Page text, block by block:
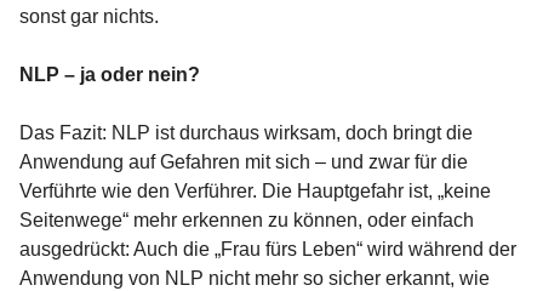
sonst gar nichts.
NLP – ja oder nein?
Das Fazit: NLP ist durchaus wirksam, doch bringt die
Anwendung auf Gefahren mit sich – und zwar für die
Verführte wie den Verführer. Die Hauptgefahr ist, „keine
Seitenwege“ mehr erkennen zu können, oder einfach
ausgedrückt: Auch die „Frau fürs Leben“ wird während der
Anwendung von NLP nicht mehr so sicher erkannt, wie